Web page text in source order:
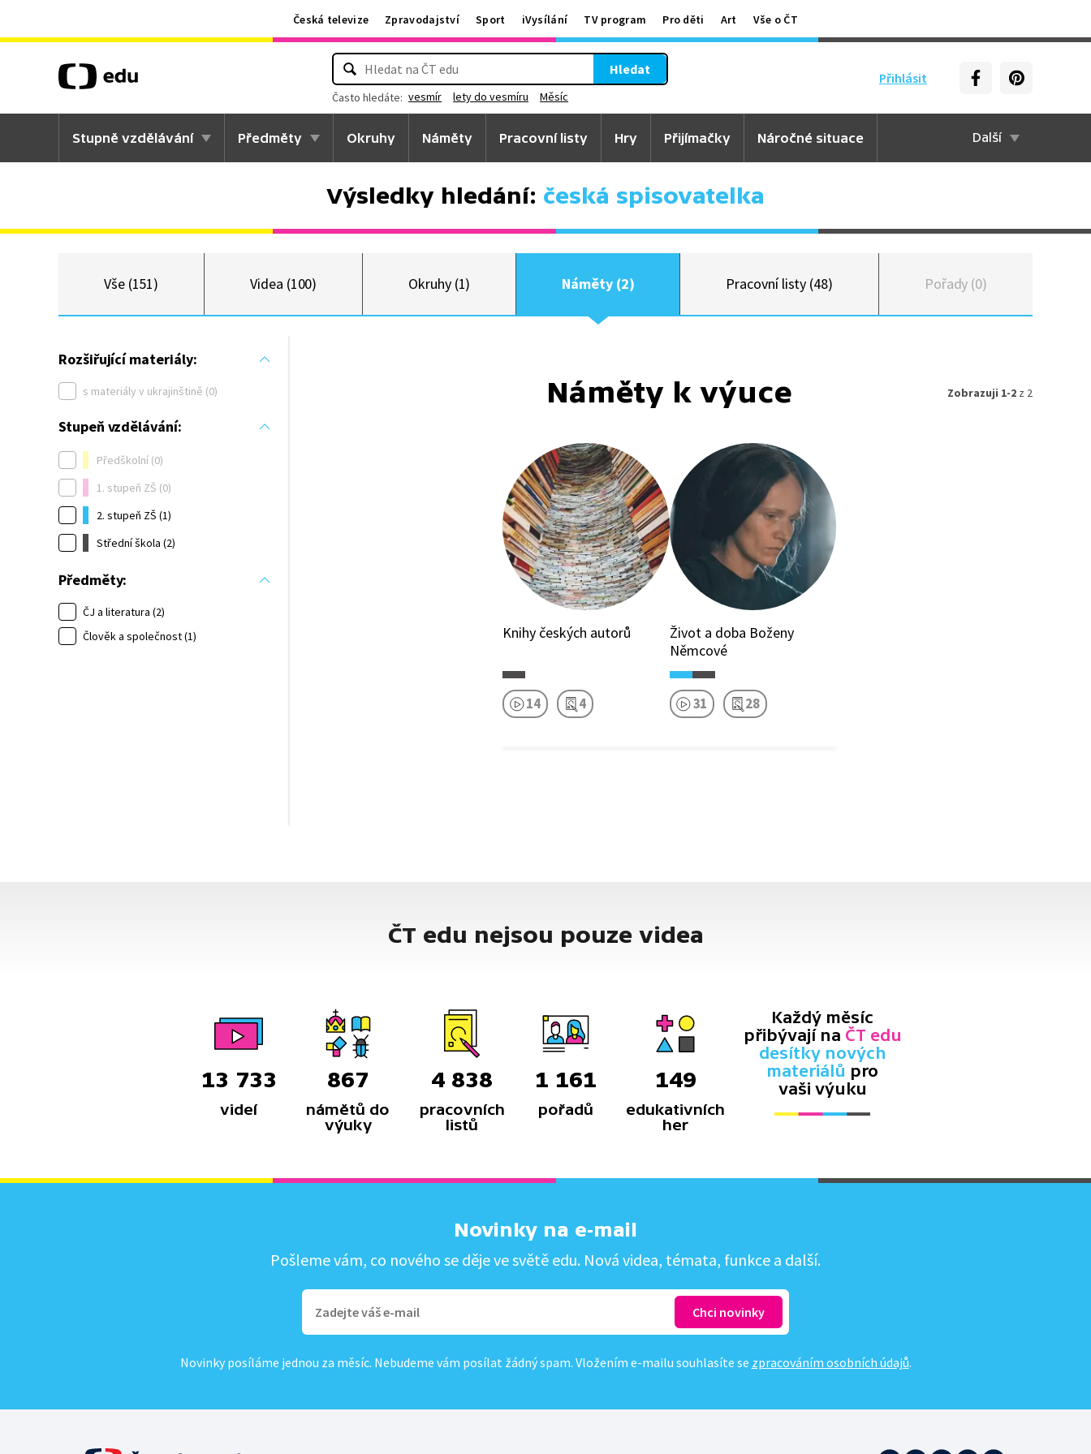
Česká televize Zpravodajství Sport iVysílání TV program Pro děti Art Vše o ČT
Přihlásit
Hledat
Často hledáte: vesmír lety do vesmíru Měsíc
Stupně vzdělávání Předměty Okruhy Náměty Pracovní listy Hry Přijímačky Náročné situace Další
Výsledky hledání: česká spisovatelka
Vše (151) Videa (100) Okruhy (1) Náměty (2) Pracovní listy (48) Pořady (0)
Rozšiřující materiály:
s materiály v ukrajinštině (0)
Stupeň vzdělávání:
Předškolní (0)
1. stupeň ZŠ (0)
2. stupeň ZŠ (1)
Střední škola (2)
Předměty:
ČJ a literatura (2)
Člověk a společnost (1)
Náměty k výuce Zobrazuji 1-2 z 2
Knihy českých autorů
14 4
Život a doba Boženy
Němcové
31 28
ČT edu nejsou pouze videa
13 733
videí
867
námětů do
výuky
4 838
pracovních
listů
1 161
pořadů
149
edukativních
her
Každý měsíc
přibývají na ČT edu
desítky nových
materiálů pro
vaši výuku
Novinky na e-mail
Pošleme vám, co nového se děje ve světě edu. Nová videa, témata, funkce a další.
Novinky posíláme jednou za měsíc. Nebudeme vám posílat žádný spam. Vložením e-mailu souhlasíte se zpracováním osobních údajů.